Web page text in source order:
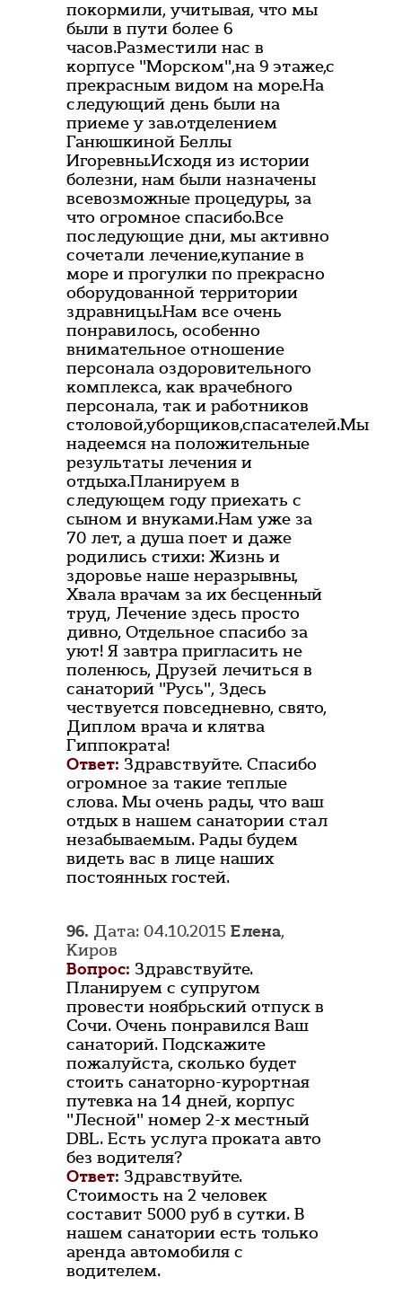
покормили, учитывая, что мы
были в пути более 6
часов.Разместили нас в
корпусе "Морском",на 9 этаже,с
прекрасным видом на море.На
следующий день были на
приеме у зав.отделением
Ганюшкиной Беллы
Игоревны.Исходя из истории
болезни, нам были назначены
всевозможные процедуры, за
что огромное спасибо.Все
последующие дни, мы активно
сочетали лечение,купание в
море и прогулки по прекрасно
оборудованной территории
здравницы.Нам все очень
понравилось, особенно
внимательное отношение
персонала оздоровительного
комплекса, как врачебного
персонала, так и работников
столовой,уборщиков,спасателей.Мы
надеемся на положительные
результаты лечения и
отдыха.Планируем в
следующем году приехать с
сыном и внуками.Нам уже за
70 лет, а душа поет и даже
родились стихи: Жизнь и
здоровье наше неразрывны,
Хвала врачам за их бесценный
труд, Лечение здесь просто
дивно, Отдельное спасибо за
уют! Я завтра пригласить не
поленюсь, Друзей лечиться в
санаторий "Русь", Здесь
чествуется повседневно, свято,
Диплом врача и клятва
Гиппократа!
Ответ: Здравствуйте. Спасибо
огромное за такие теплые
слова. Мы очень рады, что ваш
отдых в нашем санатории стал
незабываемым. Рады будем
видеть вас в лице наших
постоянных гостей.
96. Дата: 04.10.2015 Елена,
Киров
Вопрос: Здравствуйте.
Планируем с супругом
провести ноябрьский отпуск в
Сочи. Очень понравился Ваш
санаторий. Подскажите
пожалуйста, сколько будет
стоить санаторно-курортная
путевка на 14 дней, корпус
"Лесной" номер 2-х местный
DBL. Есть услуга проката авто
без водителя?
Ответ: Здравствуйте.
Стоимость на 2 человек
составит 5000 руб в сутки. В
нашем санатории есть только
аренда автомобиля с
водителем.